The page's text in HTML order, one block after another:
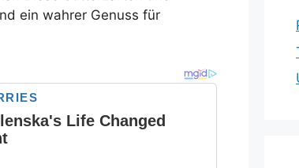
ein wahrer Genuss für